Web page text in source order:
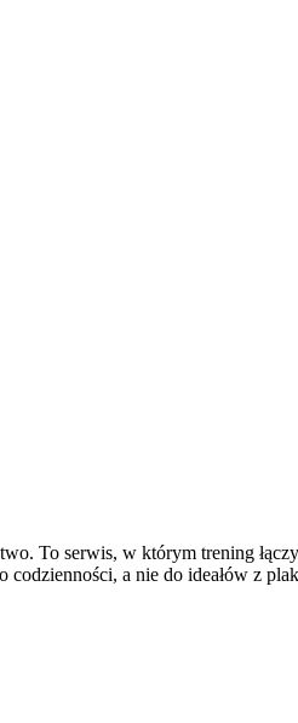
To serwis, w którym trening
a nie do ideałów z